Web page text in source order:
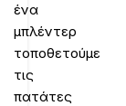
ένα
μπλέντερ
τοποθετούμε
τις
πατάτες